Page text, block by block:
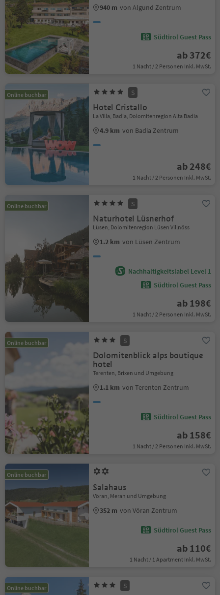
940 m von Algund Zentrum
Südtirol Guest Pass
ab 372€
1 Nacht / 2 Personen Inkl. MwSt.
Online buchbar S
Hotel Cristallo
La Villa, Badia, Dolomitenregion Alta Badia
4.9 km von Badia Zentrum
ab 248€
1 Nacht / 2 Personen Inkl. MwSt.
Online buchbar S
Naturhotel Lüsnerhof
Lüsen, Dolomitenregion Lüsen Villnöss
1.2 km von Lüsen Zentrum
Nachhaltigkeitslabel Level 1
Südtirol Guest Pass
ab 198€
1 Nacht / 2 Personen Inkl. MwSt.
Online buchbar S
Dolomitenblick alps boutique
hotel
Terenten, Brixen und Umgebung
1.1 km von Terenten Zentrum
Südtirol Guest Pass
ab 158€
1 Nacht / 2 Personen Inkl. MwSt.
Online buchbar
Salahaus
Vöran, Meran und Umgebung
352 m von Vöran Zentrum
Südtirol Guest Pass
ab 110€
1 Nacht / 1 Apartment Inkl. MwSt.
Online buchbar S